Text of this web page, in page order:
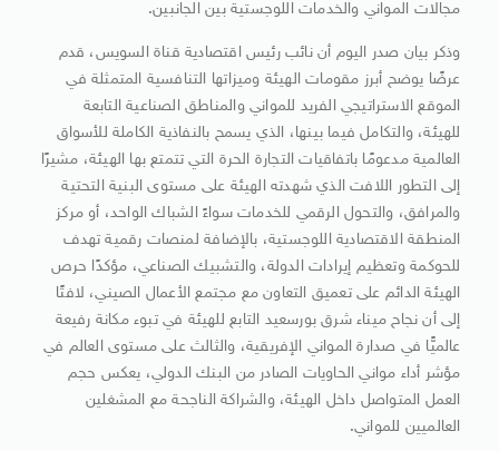
مجالات المواني والخدمات اللوجستية بين الجانبين.
وذكر بيان صدر اليوم أن نائب رئيس اقتصادية قناة السويس، قدم
عرضًا يوضح أبرز مقومات الهيئة وميزاتها التنافسية المتمثلة في
الموقع الاستراتيجي الفريد للمواني والمناطق الصناعية التابعة
للهيئة، والتكامل فيما بينها، الذي يسمح بالنفاذية الكاملة للأسواق
العالمية مدعومًا باتفاقيات التجارة الحرة التي تتمتع بها الهيئة، مشيرًا
إلى التطور اللافت الذي شهدته الهيئة على مستوى البنية التحتية
والمرافق، والتحول الرقمي للخدمات سواءً الشباك الواحد، أو مركز
المنطقة الاقتصادية اللوجستية، بالإضافة لمنصات رقمية تهدف
للحوكمة وتعظيم إيرادات الدولة، والتشبيك الصناعي، مؤكدًا حرص
الهيئة الدائم على تعميق التعاون مع مجتمع الأعمال الصيني، لافتًا
إلى أن نجاح ميناء شرق بورسعيد التابع للهيئة في تبوء مكانة رفيعة
عالميًّا في صدارة المواني الإفريقية، والثالث على مستوى العالم في
مؤشر أداء مواني الحاويات الصادر من البنك الدولي، يعكس حجم
العمل المتواصل داخل الهيئة، والشراكة الناجحة مع المشغلين
العالميين للمواني.